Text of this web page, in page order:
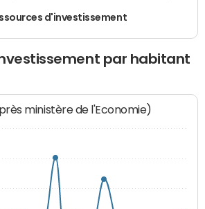
d'investissement
par habitant
ministère de l'Economie)